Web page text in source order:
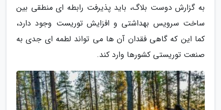
به گزارش دوست بلاگ، باید پذیرفت رابطه ای منطقی بین
ساخت سرویس بهداشتی و افزایش توریست وجود دارد،
کما این که گاهی فقدان آن ها می تواند لطمه ای جدی به
صنعت توریستی کشورها وارد کند.